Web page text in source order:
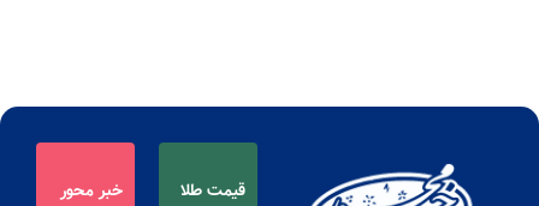
قیمت طلا خبر محور